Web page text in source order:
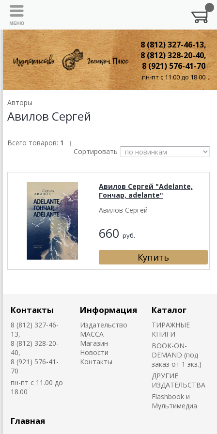
8 (812) 327-46-13,
8 (812) 328-20-40,
8 (921) 576-41-70
пн-пт с 11.00 до 18.00
Авторы
Авилов Сергей
Всего товаров: 1 |
Сортировать
Авилов Сергей "Adelante,
Гончар, adelante"
Авилов Сергей
660 руб.
Контакты
8 (812) 327-46-
13,
8 (812) 328-20-
40,
8 (921) 576-41-
70
пн-пт с 11.00 до
18.00
Информация
Издательство
MACCA
Магазин
Новости
Контакты
Каталог
ТИРАЖНЫЕ
КНИГИ
BOOK-ON-
DEMAND (под
заказ от 1 экз.)
ДРУГИЕ
ИЗДАТЕЛЬСТВА
Flashbook и
Мультимедиа
Главная